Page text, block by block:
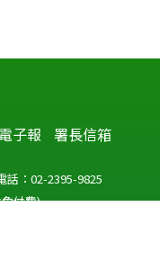
電子報 署長信箱
話：02-2395-9825
付費)